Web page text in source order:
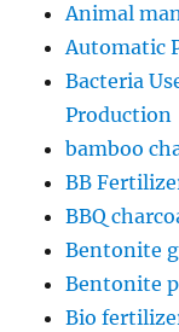
Animal
Automatic
Bacteria
Production
bamboo
BB
BBQ
Bentonite
Bentonite
Bio